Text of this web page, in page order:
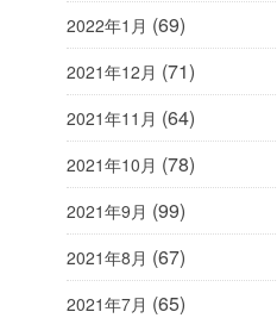
2022年1月 (69)
2021年12月 (71)
2021年11月 (64)
2021年10月 (78)
2021年9月 (99)
2021年8月 (67)
2021年7月 (65)